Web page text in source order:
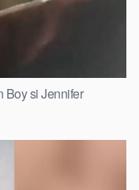
Boy si Jennifer